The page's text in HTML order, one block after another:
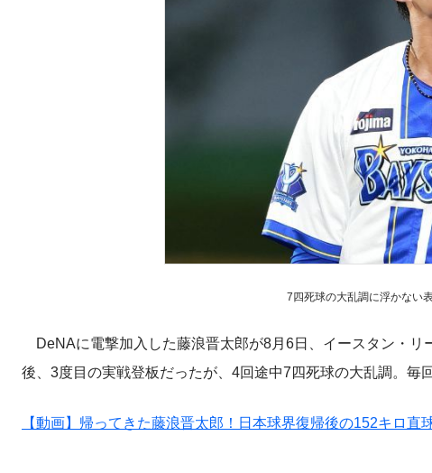
7四死球の大乱調に浮かない
DeNAに電撃加入した藤浪晋太郎が8月6日、イースタン・リ
後、3度目の実戦登板だったが、4回途中7四死球の大乱調。毎
【動画】帰ってきた藤浪晋太郎！日本球界復帰後の152キロ直